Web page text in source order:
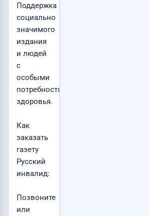
Поддержка
социально
значимого
издания
и людей
с
особыми
потребностями
здоровья.
Как
заказать
газету
Русский
инвалид:
Позвоните
или